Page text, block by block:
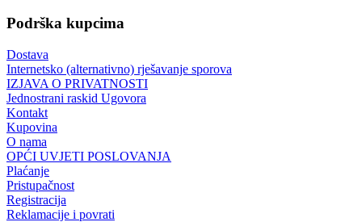
Podrška kupcima
Dostava
Internetsko (alternativno) rješavanje sporova
IZJAVA O PRIVATNOSTI
Jednostrani raskid Ugovora
Kontakt
Kupovina
O nama
OPĆI UVJETI POSLOVANJA
Plaćanje
Pristupačnost
Registracija
Reklamacije i povrati